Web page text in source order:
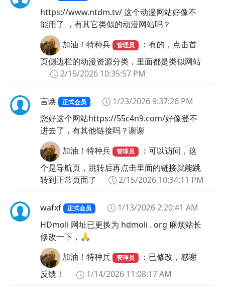
https://www.ntdm.tv/ 这个动漫网站好像不
能用了 ，有其它类似的动漫网站吗？
加油！特种兵
管理员
：有的，点击首
页侧边栏的动漫资源分类，里面都是类似网站
2/15/2026 10:35:57 PM
言焕 正式会员
1/23/2026 9:37:26 PM
您好这个网站https://55c4n9.com/好像登不
进去了，有其他链接吗？谢谢
加油！特种兵
管理员
：可以访问，这
个是导航页，跳转后再点击里面的链接就能跳
转到正常页面了
2/15/2026 10:34:11 PM
wafxf 正式会员
1/13/2026 2:20:41 AM
HDmoli 网址已更换为 hdmoli . org 麻烦站长
修改一下，🙏
加油！特种兵
管理员
：已修改，感谢
反馈！
1/14/2026 11:08:17 AM